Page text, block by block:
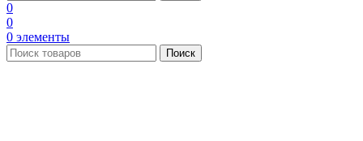
0
0
0 элементы
Поиск